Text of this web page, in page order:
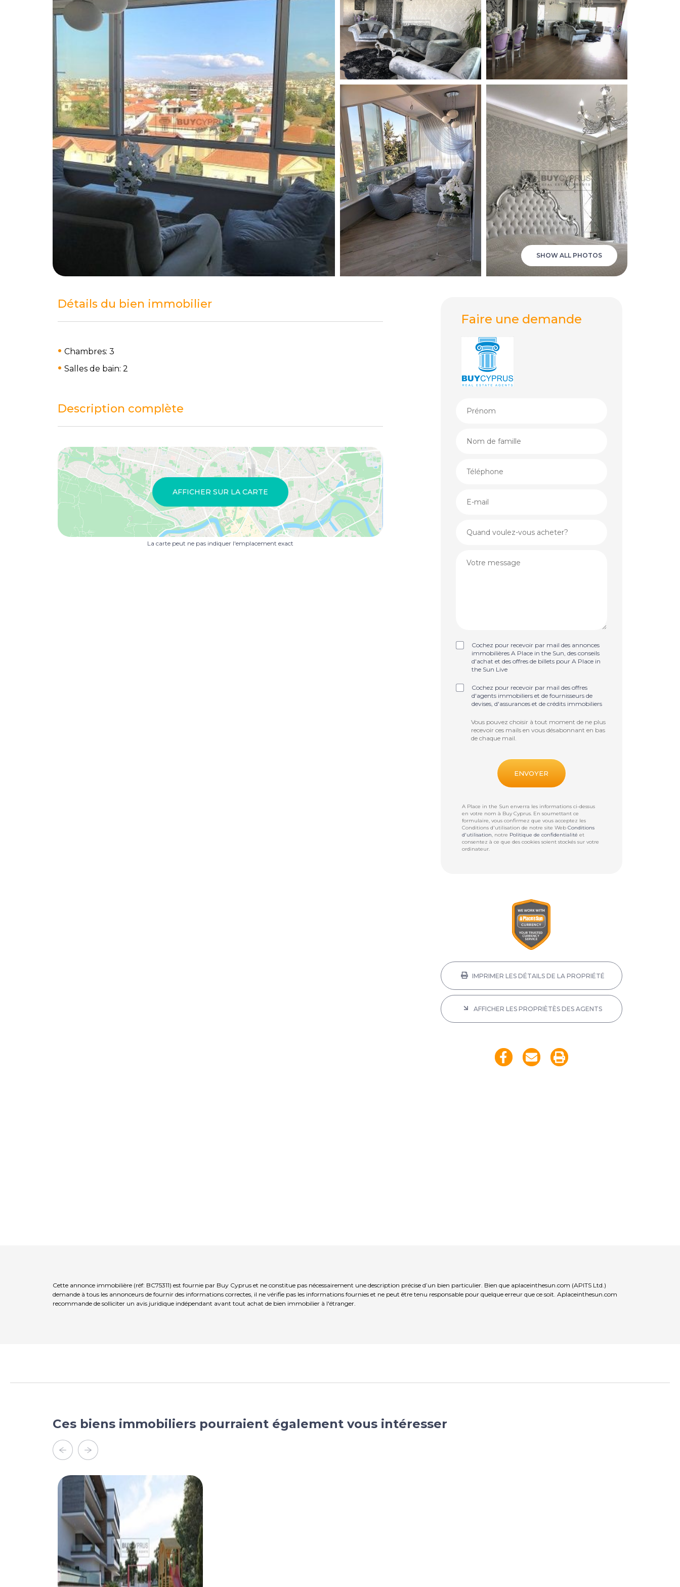
SHOW ALL PHOTOS
Détails du bien immobilier
Chambres: 3
Salles de bain: 2
Description complète
AFFICHER SUR LA CARTE
La carte peut ne pas indiquer l'emplacement exact
Faire une demande
Cochez pour recevoir par mail des annonces
immobilières A Place in the Sun, des conseils
d'achat et des offres de billets pour A Place in
the Sun Live
Cochez pour recevoir par mail des offres
d'agents immobiliers et de fournisseurs de
devises, d'assurances et de crédits immobiliers
Vous pouvez choisir à tout moment de ne plus
recevoir ces mails en vous désabonnant en bas
de chaque mail.
A Place in the Sun enverra les informations ci-dessus
en votre nom à Buy Cyprus. En soumettant ce
formulaire, vous confirmez que vous acceptez les
Conditions d'utilisation de notre site WebConditions
d'utilisation, notre Politique de confidentialité et
consentez à ce que des cookies soient stockés sur votre
ordinateur.
IMPRIMER LES DÉTAILS DE LA PROPRIÉTÉ
AFFICHER LES PROPRIÈTÈS DES AGENTS
Cette annonce immobilière (réf: BC75311) est fournie par Buy Cyprus et ne constitue pas nécessairement une description précise d’un bien particulier. Bien que aplaceinthesun.com (APITS Ltd.)
demande à tous les annonceurs de fournir des informations correctes, il ne vérifie pas les informations fournies et ne peut être tenu responsable pour quelque erreur que ce soit. Aplaceinthesun.com
recommande de solliciter un avis juridique indépendant avant tout achat de bien immobilier à l'étranger.
Ces biens immobiliers pourraient également vous intéresser